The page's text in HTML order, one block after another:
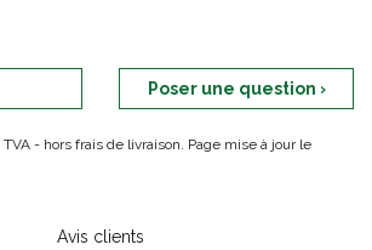
Poser une question ›
- hors frais de livraison. Page mise à jour le
Avis clients